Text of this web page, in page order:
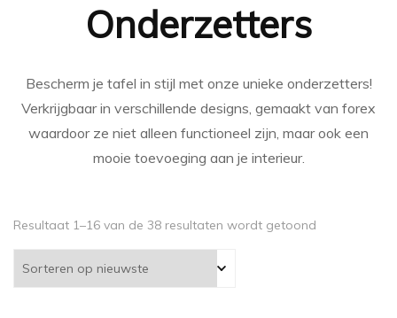
Onderzetters
Bescherm je tafel in stijl met onze unieke onderzetters!
Verkrijgbaar in verschillende designs, gemaakt van forex
waardoor ze niet alleen functioneel zijn, maar ook een
mooie toevoeging aan je interieur.
Resultaat 1–16 van de 38 resultaten wordt getoond